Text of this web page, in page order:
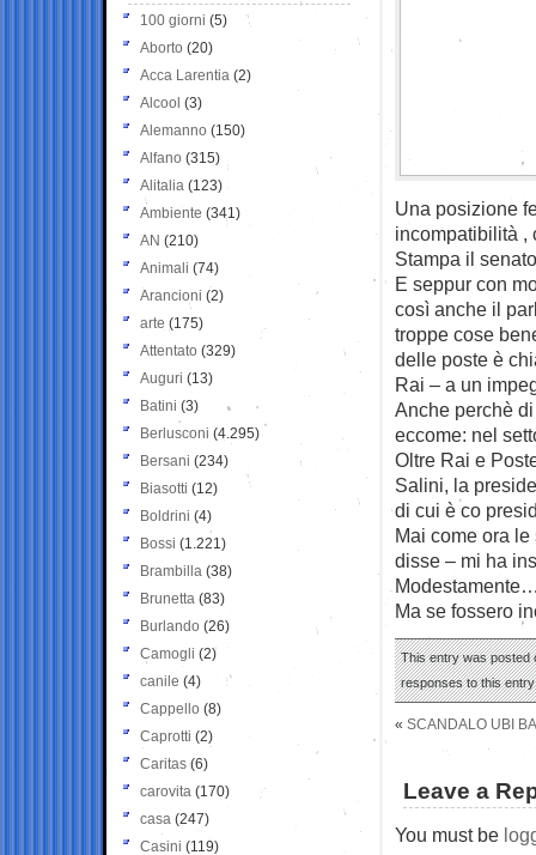
Una posizione
incompatibilità ,
Stampa il
E seppur con
così anche il
troppe cose
delle poste è
Rai – a un
Anche perchè
eccome: nel
Oltre Rai e
Salini, la
di cui è co
Mai come ora
disse – mi ha
Ma se fossero
This entry was posted
responses to this
« SCANDALO UBI
Leave a
You must be
100 giorni (5)
Aborto (20)
Acca Larentia (2)
Alcool (3)
Alemanno (150)
Alfano (315)
Alitalia (123)
Ambiente (341)
AN (210)
Animali (74)
Arancioni (2)
arte (175)
Attentato (329)
Auguri (13)
Batini (3)
Berlusconi (4.295)
Bersani (234)
Biasotti (12)
Boldrini (4)
Bossi (1.221)
Brambilla (38)
Brunetta (83)
Burlando (26)
Camogli (2)
canile (4)
Cappello (8)
Caprotti (2)
Caritas (6)
carovita (170)
casa (247)
Casini (119)